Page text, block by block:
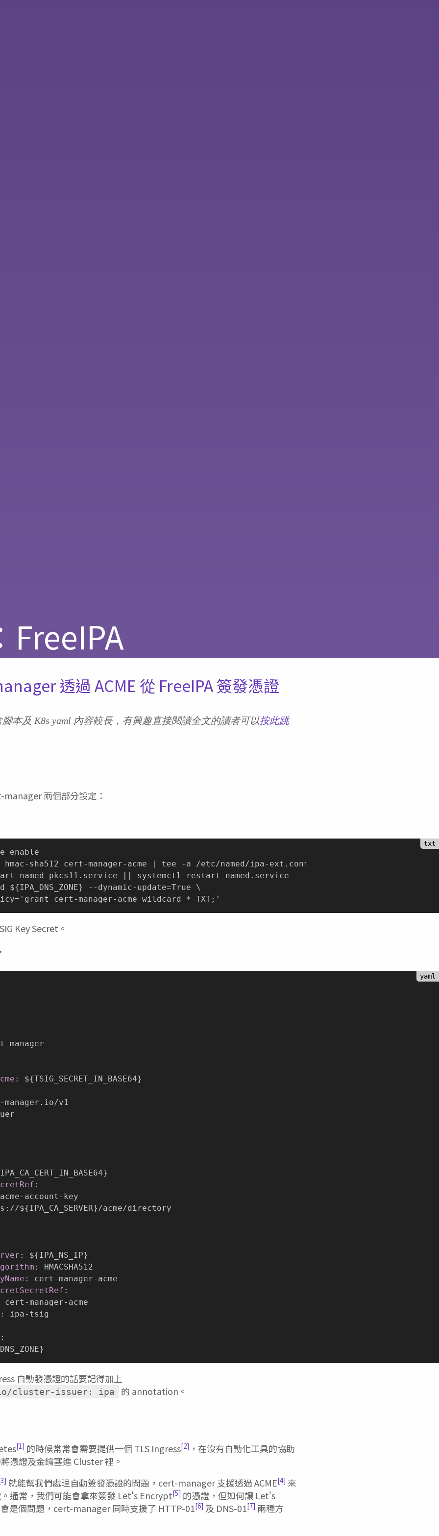
FreeIPA
透過 ACME 從 FreeIPA 簽發憑證
本及 K8s yaml 內容較長，有興趣直接閱讀全文的讀者可以按此跳
manager 兩個部分設定：
enable
sha512 cert-manager-acme | tee -a /etc/named/ipa-ext.conf
named-pkcs11.service || systemctl restart named.service
${IPA_DNS_ZONE} --dynamic-update=True \
Key Secret。
-manager
: ${TSIG_SECRET_IN_BASE64}
-
IPA_CA_CERT_IN_BASE64}
:
acme- account - key
: //${IPA_CA_SERVER} /acme/directory
: ${IPA_NS_IP}
:
HMACSHA512
: cert -manager- acme
:
cert -manager- acme
:
ipa- tsig
:
}
自動發憑證的話要記得加上
cluster-issuer: ipa 的 annotation。
[1] 的時候常常會需要提供一個 TLS Ingress[2] ，在沒有自動化工具的協助
憑證及金鑰塞進 Cluster 裡。
就能幫我們處理自動簽發憑證的問題，cert-manager 支援透過 ACME[4] 來
通常，我們可能會拿來簽發 Let's Encrypt[5] 的憑證，但如何讓 Let's
是個問題，cert-manager 同時支援了 HTTP-01[6] 及 DNS-01[7] 兩種方